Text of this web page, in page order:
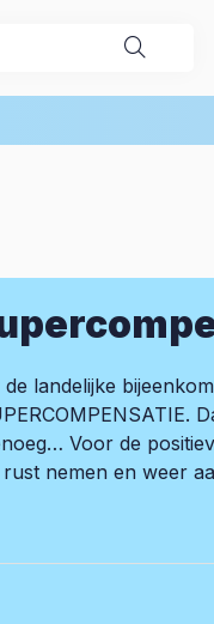
landelijke
Voor de
nemen en weer